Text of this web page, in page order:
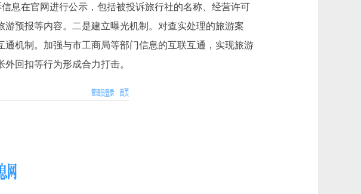
在官网进行公示，包括被投诉旅行社的名称、经营许可
预报等内容。二是建立曝光机制。对查实处理的旅游案
机制。加强与市工商局等部门信息的互联互通，实现旅游
回扣等行为形成合力打击。